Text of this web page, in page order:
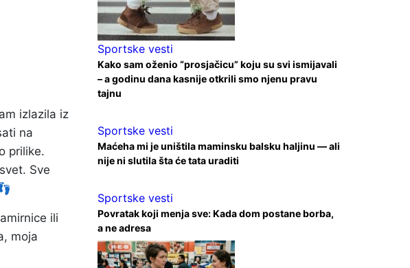
izlazila iz
na
prilike.
Sve
ili
moja
Sportske vesti
Kako sam oženio “prosjačicu” koju su svi ismijavali
– a godinu dana kasnije otkrili smo njenu pravu
tajnu
Sportske vesti
Maćeha mi je uništila maminsku balsku haljinu — ali
nije ni slutila šta će tata uraditi
Sportske vesti
Povratak koji menja sve: Kada dom postane borba,
a ne adresa